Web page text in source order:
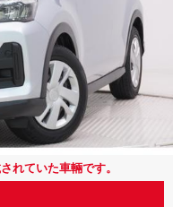
れていた車輛です。